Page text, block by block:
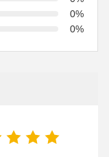
0%
0%